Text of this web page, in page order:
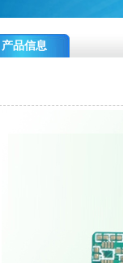
产品信息